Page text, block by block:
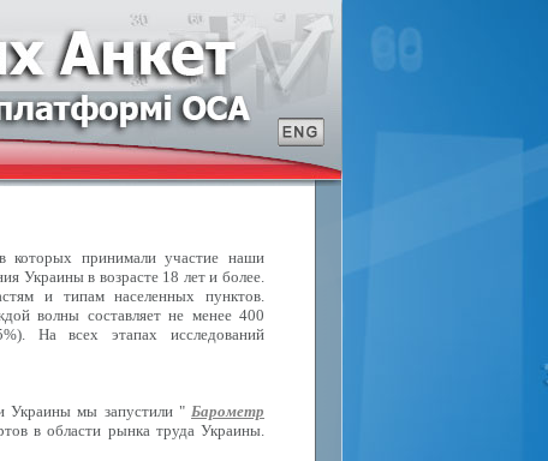
которых принимали участие наши
Украины в возрасте 18 лет и более.
и типам населенных пунктов.
волны составляет не менее 400
На всех этапах исследований
Украины мы запустили " Барометр
в области рынка труда Украины.